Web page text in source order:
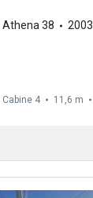
Athena 38
2003
Cabine 4 11,6 m